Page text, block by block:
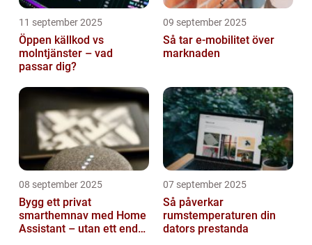
11 september 2025
Öppen källkod vs
molntjänster – vad
passar dig?
09 september 2025
Så tar e-mobilitet över
marknaden
08 september 2025
Bygg ett privat
smarthemnav med Home
Assistant – utan ett enda
07 september 2025
Så påverkar
rumstemperaturen din
dators prestanda